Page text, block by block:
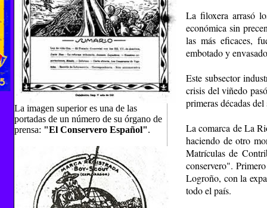
La imagen superior es una de las
portadas de un número de su órgano de
prensa: "El Conservero Español".
La filoxera arrasó
económica sin
las más eficaces,
embotado y
Este subsector
crisis del viñedo
primeras décadas
La comarca de La
haciendo de otro
Matrículas de
conservero".
Logroño, con la
todo el país.